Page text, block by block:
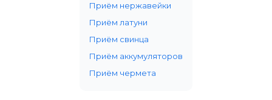
Приём нержавейки
Приём латуни
Приём свинца
Приём аккумуляторов
Приём чермета